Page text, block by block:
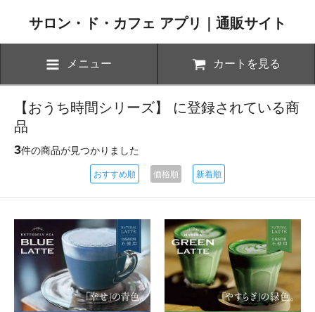
サロン・ド・カフェ アプリ｜通販サイト
メニュー カートを見る
【おうち時間シリーズ】 に登録されている商
品
3件の商品が見つかりました
おすすめ順 価格順 新着順